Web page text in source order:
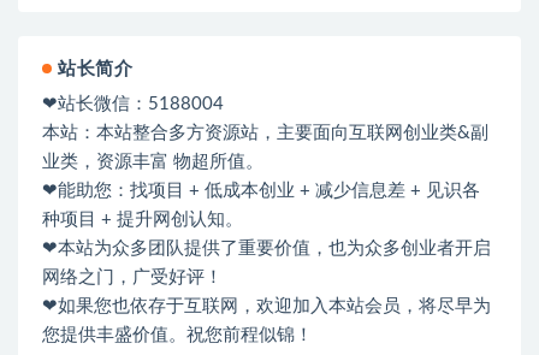
站长简介
❤站长微信：5188004
本站：本站整合多方资源站，主要面向互联网创业类&副
业类，资源丰富 物超所值。
❤能助您：找项目 + 低成本创业 + 减少信息差 + 见识各
种项目 + 提升网创认知。
❤本站为众多团队提供了重要价值，也为众多创业者开启
网络之门，广受好评！
❤如果您也依存于互联网，欢迎加入本站会员，将尽早为
您提供丰盛价值。祝您前程似锦！